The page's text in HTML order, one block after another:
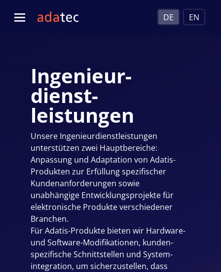
DE EN
Ingenieur­
dienst­
leistungen
Unsere Ingenieur­dienst­leistungen
unterstützen zwei Hauptbereiche:
Anpassung und Adaptation von Adatis-
Produkten zur Erfüllung spezifischer
Kunden­anforderungen sowie
unabhängige Entwicklungs­projekte für
elektronische Produkte verschiedener
Branchen.
Für Adatis-Produkte bieten wir Hardware-
und Software-Modifikationen, kunden­
spezifische Schnittstellen und System­
integration, um sicherzustellen, dass